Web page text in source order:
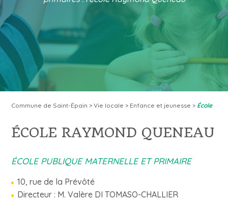
Commune de Saint-Épain >Vie locale > Enfance et jeunesse > École
ÉCOLE RAYMOND QUENEAU
ÉCOLE PUBLIQUE MATERNELLE ET PRIMAIRE
10, rue de la Prévôté
Directeur : M. Valère DI TOMASO-CHALLIER